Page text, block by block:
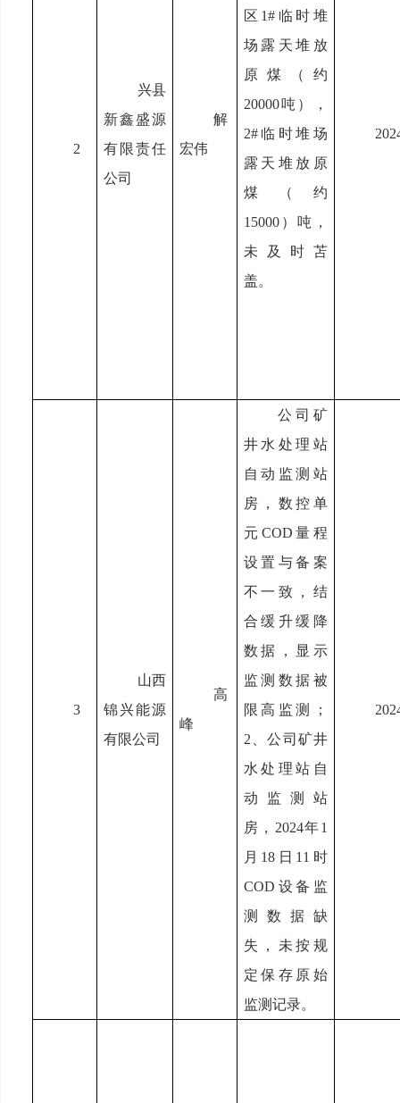
2
兴县
新鑫盛源
有限责任
公司
解
宏伟
区1#临时堆
场露天堆放
原煤（约
20000吨），
2#临时堆场
露天堆放原
煤（约
15000）吨，
未及时苫
盖。
3
山西
锦兴能源
有限公司
高
峰
公司矿
井水处理站
自动监测站
房，数控单
元COD量程
设置与备案
不一致，结
合缓升缓降
数据，显示
监测数据被
限高监测；
2、公司矿井
水处理站自
动监测站
房，2024年1
月18日11时
COD设备监
测数据缺
失，未按规
定保存原始
监测记录。